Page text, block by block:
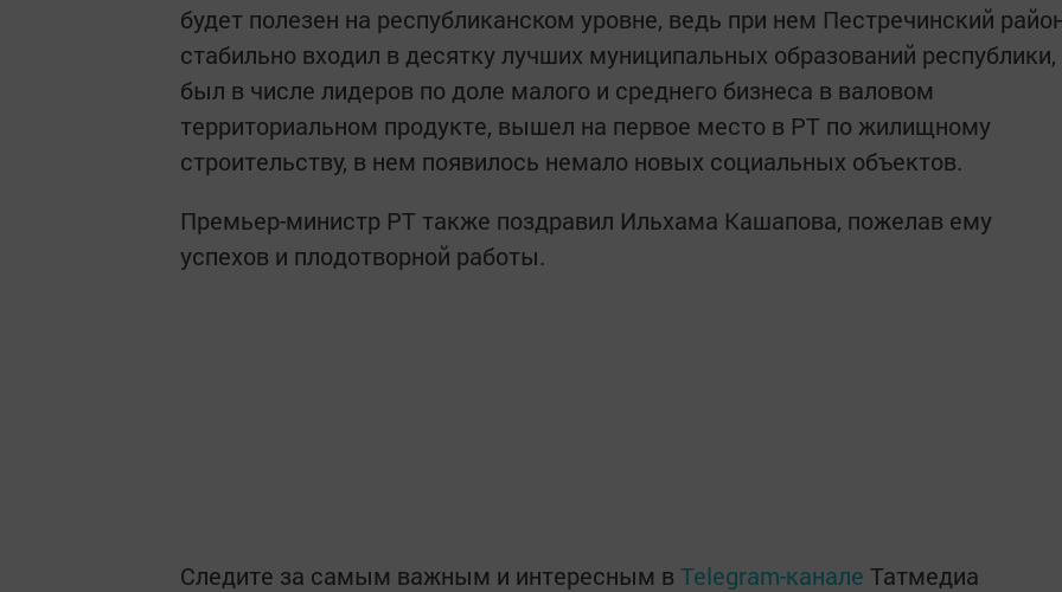
будет полезен на республиканском уровне, ведь при нем Пестречинский
стабильно входил в десятку лучших муниципальных образований республики,
был в числе лидеров по доле малого и среднего бизнеса в валовом
территориальном продукте, вышел на первое место в РТ по жилищному
строительству, в нем появилось немало новых социальных объектов.
Премьер-министр РТ также поздравил Ильхама Кашапова, пожелав ему
успехов и плодотворной работы.
Следите за самым важным и интересным в Telegram-канале Татмедиа